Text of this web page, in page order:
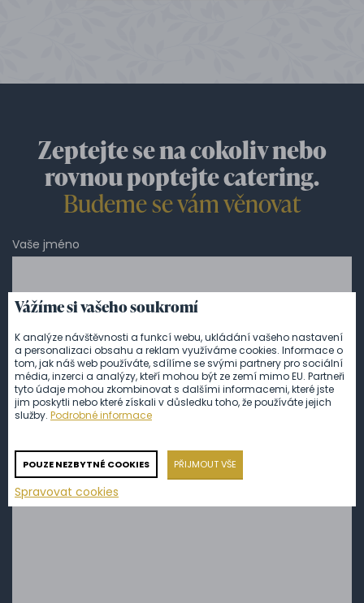
Zeptejte se na cokoliv nebo
rovnou poptejte catering.
Budeme se vám věnovat
Vaše jméno
Telefon *
E-mail *
Vzkaz *
Vážíme si vašeho soukromí
K analýze návštěvnosti a funkcí webu, ukládání vašeho nastavení
a personalizaci obsahu a reklam využíváme cookies. Informace o
tom, jak náš web používáte, sdílíme se svými partnery pro sociální
média, inzerci a analýzy, kteří mohou být ze zemí mimo EU. Partneři
tyto údaje mohou zkombinovat s dalšími informacemi, které jste
jim poskytli nebo které získali v důsledku toho, že používáte jejich
služby.Podrobné informace
POUZE NEZBYTNÉ COOKIES PŘIJMOUT VŠE
Spravovat cookies